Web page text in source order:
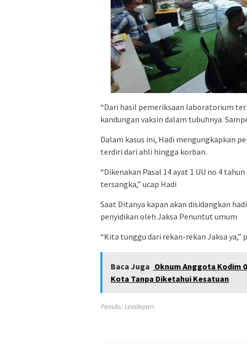
“Dari hasil pemeriksaan laboratorium
kandungan vaksin dalam tubuhnya.
Dalam kasus ini, Hadi mengungkapkan
terdiri dari ahli hingga korban.
“Dikenakan Pasal 14 ayat 1 UU no 4
tersangka,” ucap Hadi
Saat Ditanya kapan akan disidangkan
penyidikan oleh Jaksa Penuntut umum
“Kita tunggu dari rekan-rekan Jaksa ya,”
Baca Juga Oknum Anggota Kodim
Kota Tanpa Diketahui Kesatuan
Penulis: Leodepari